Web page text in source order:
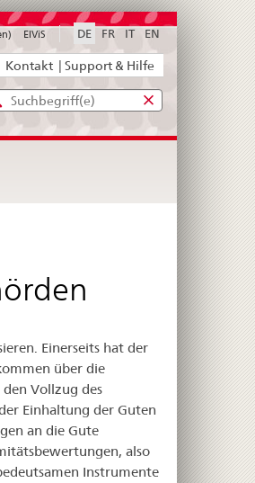
Kontakt | Support & Hilfe
DE FR IT EN
ElViS
Einerseits hat der
über die
Vollzug des
Einhaltung der Guten
an die Gute
also
Instrumente